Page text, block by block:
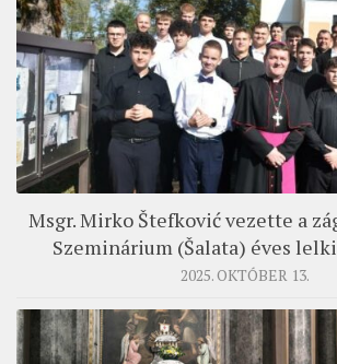
ZSINATI IRODA
KOORDINÁLÓ BIZOTTSÁG
ZSINATI TAGOK
MUNKADOKUMENTUMOK
ZSINATI HÍREK-ÚJSÁG
PASZTORÁLSZOCIOLÓGIAI
KISKORÚAK VÉDELME
„GYERMEKVÉDELMI” KIHÍVÁSOK
Msgr. Mirko Štefković vezette a
Szeminárium (Šalata) éves
2025. OKTÓBER 13.